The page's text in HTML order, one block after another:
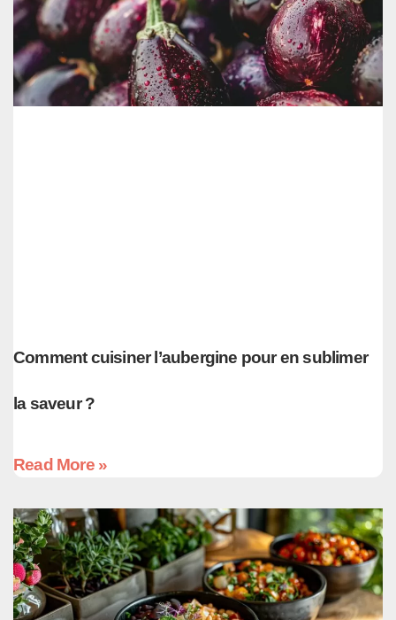
Comment cuisiner l’aubergine pour en sublimer
la saveur ?
Read More »